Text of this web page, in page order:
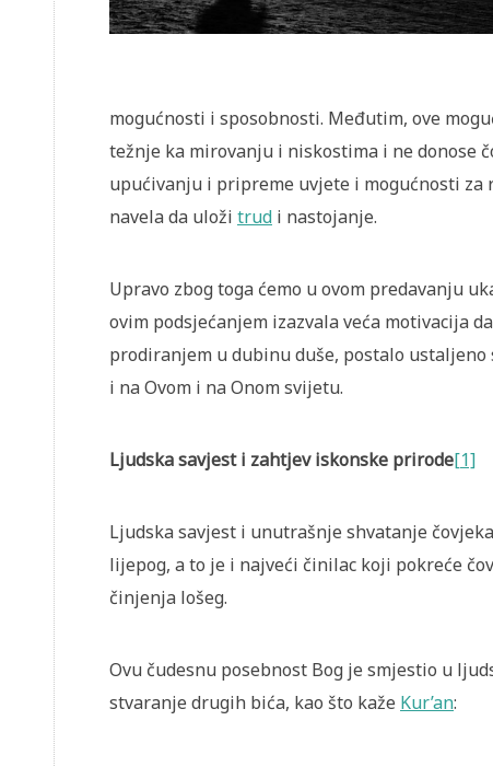
mogućnosti i sposobnosti. Međutim, ove
težnje ka mirovanju i niskostima i ne donose
upućivanju i pripreme uvjete i mogućnosti za
navela da uloži trud i nastojanje.
Upravo zbog toga ćemo u ovom predavanju
ovim podsjećanjem izazvala veća motivacija
prodiranjem u dubinu duše, postalo
i na Ovom i na Onom svijetu.
Ljudska savjest i zahtjev iskonske prirode[1]
Ljudska savjest i unutrašnje shvatanje
lijepog, a to je i najveći činilac koji pokreće
činjenja lošeg.
Ovu čudesnu posebnost Bog je smjestio u
stvaranje drugih bića, kao što kaže Kur’an: